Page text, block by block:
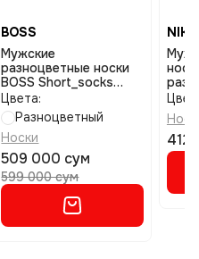
BOSS
Мужские
разноцветные носки
BOSS Short_socks
размер 39-42
Цвета:
Разноцветный
Носки
509 000 сум
599 000 сум
NIKE
412